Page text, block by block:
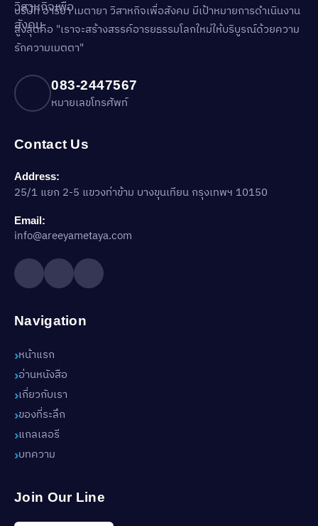
บริษัท อารียา เมตายา วิสาหกิจเพื่อสังคม มีเป้าหมายการดำเนินงาน
สูงสุดคือ "เราจะสร้างสรรค์อารยธรรมโลกใหม่ให้บริบูรณ์ด้วยความ
รักความเมตตา"
083-2447567
หมายเลขโทรศัพท์
Contact Us
Address:
25/1 แยก 2-5 แขวงท่าข้าม บางขุนเทียน กรุงเทพฯ 10150
Email:
info@areeyametaya.com
Navigation
หน้าแรก
อ่านหนังสือ
เกี่ยวกับเรา
ของที่ระลึก
แกลเลอรี
บทความ
Join Our Line